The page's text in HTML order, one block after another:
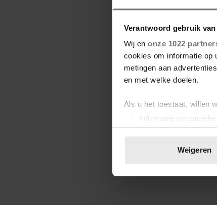
Verantwoord gebruik
Wij en onze 1022
cookies om informatie op
metingen aan
en met welke doelen.
Als u het toestaat, willen
Informatie
Uw apparaat
toestemming op elk
We gebruiken cookies
websiteverkeer te
Weigeren